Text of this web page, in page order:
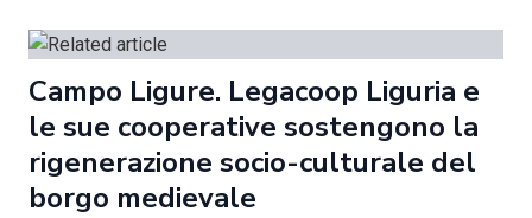
Campo Ligure. Legacoop Liguria e
le sue cooperative sostengono la
rigenerazione socio-culturale del
borgo medievale